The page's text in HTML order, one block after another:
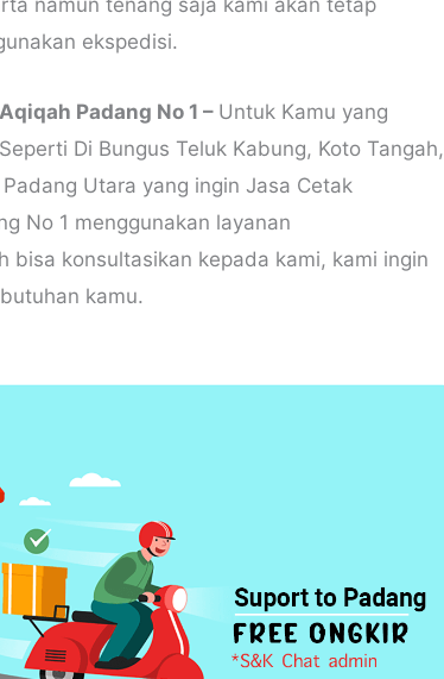
namun tenang saja kami akan tetap
ekspedisi.
Padang No 1 – Untuk Kamu yang
Seperti Di Bungus Teluk Kabung, Koto Tangah,
Utara yang ingin Jasa Cetak
No 1 menggunakan layanan
bisa konsultasikan kepada kami, kami ingin
kamu.